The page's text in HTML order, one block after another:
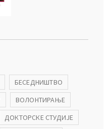
БЕСЕДНИШТВО
ВОЛОНТИРАЊЕ
ДОКТОРСКЕ СТУДИЈЕ